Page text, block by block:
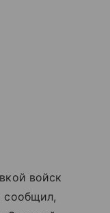
войск
сообщил,